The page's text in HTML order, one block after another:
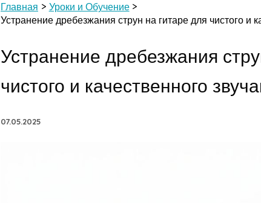
Главная
Уроки и Обучение
Устранение дребезжания струн на гитаре для чистого и
Устранение дребезжания
чистого и качественного
07.05.2025